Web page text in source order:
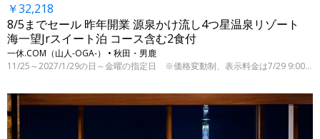
￥32,218
8/5までセール 昨年開業 源泉かけ流し4つ星温泉リゾート
海一望Jrスイート泊 コース含む2食付
一休.COM（山人-OGA-） • 秋田・男鹿
11/25～2027/1/29の日～金曜の指定日 ※価格変動制、表示料金は7/29 9:00時点